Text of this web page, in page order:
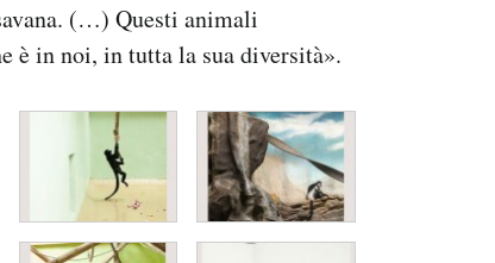
(…) Questi animali
è in noi, in tutta la sua diversità».